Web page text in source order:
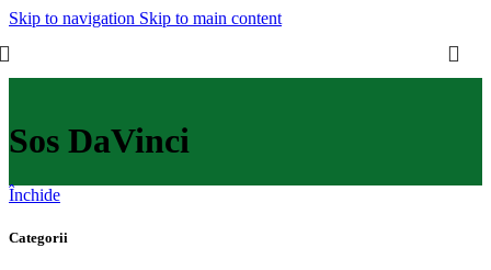
Skip to navigation Skip to main content
Sos DaVinci
Închide
Categorii